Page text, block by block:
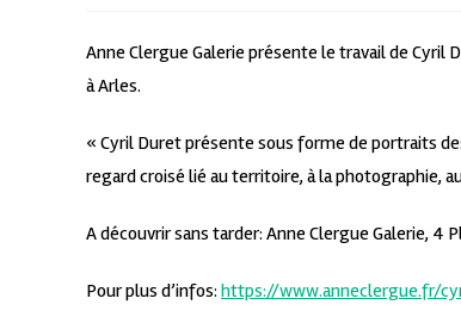
Anne Clergue Galerie présente le travail de Cyril
à Arles.
« Cyril Duret présente sous forme de portraits
regard croisé lié au territoire, à la photographie,
A découvrir sans tarder: Anne Clergue Galerie, 4
Pour plus d’infos: https://www.anneclergue.fr/